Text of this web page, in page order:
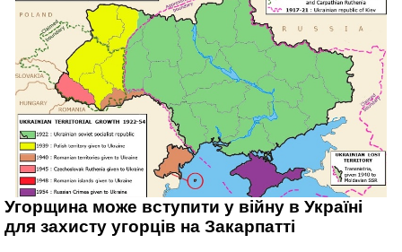
Угорщина може вступити у війну в Україні
для захисту угорців на Закарпатті